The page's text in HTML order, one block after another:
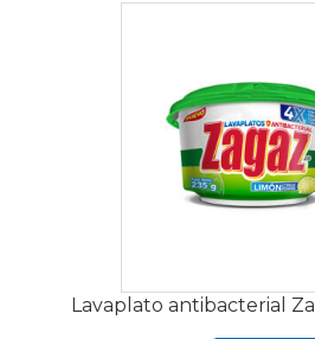
Lavaplato antibacterial